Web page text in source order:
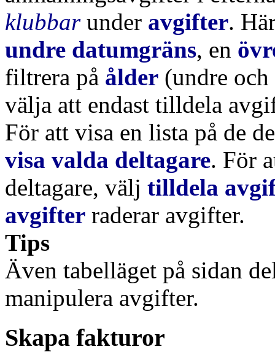
klubbarunder avgifter.
undre datumgräns, en
filtrera på ålder (undre
välja att endast tilldela
För att visa en lista på de
visa valda deltagare. För
deltagare, välj tilldela
avgifter raderar avgifter.
Tips
Även tabelläget på sidan
manipulera avgifter.
Skapa fakturor